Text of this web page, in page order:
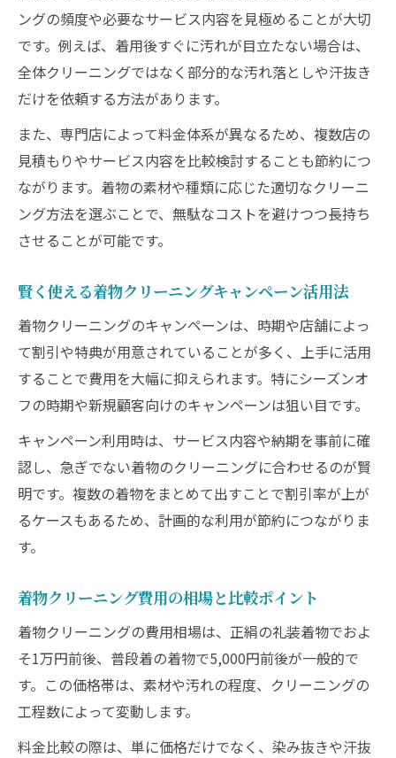
ングの頻度や必要なサービス内容を見極めることが大切
です。例えば、着用後すぐに汚れが目立たない場合は、
全体クリーニングではなく部分的な汚れ落としや汗抜き
だけを依頼する方法があります。
また、専門店によって料金体系が異なるため、複数店の
見積もりやサービス内容を比較検討することも節約につ
ながります。着物の素材や種類に応じた適切なクリーニ
ング方法を選ぶことで、無駄なコストを避けつつ長持ち
させることが可能です。
賢く使える着物クリーニングキャンペーン活用法
着物クリーニングのキャンペーンは、時期や店舗によっ
て割引や特典が用意されていることが多く、上手に活用
することで費用を大幅に抑えられます。特にシーズンオ
フの時期や新規顧客向けのキャンペーンは狙い目です。
キャンペーン利用時は、サービス内容や納期を事前に確
認し、急ぎでない着物のクリーニングに合わせるのが賢
明です。複数の着物をまとめて出すことで割引率が上が
るケースもあるため、計画的な利用が節約につながりま
す。
着物クリーニング費用の相場と比較ポイント
着物クリーニングの費用相場は、正絹の礼装着物でおよ
そ1万円前後、普段着の着物で5,000円前後が一般的で
す。この価格帯は、素材や汚れの程度、クリーニングの
工程数によって変動します。
料金比較の際は、単に価格だけでなく、染み抜きや汗抜